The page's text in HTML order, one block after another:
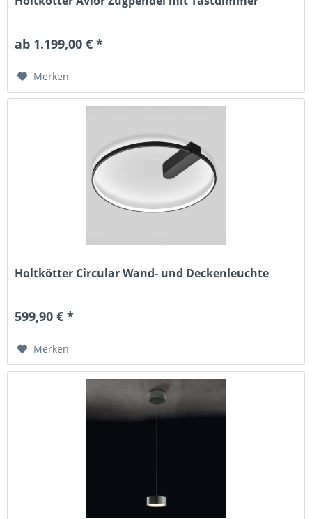
ab 1.199,00 € *
Merken
Holtkötter Circular Wand- und Deckenleuchte
599,90 € *
Merken